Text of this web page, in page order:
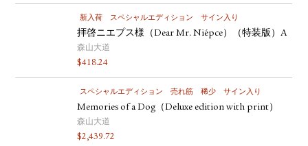
新入荷 スペシャルエディション サイン入り
拝啓ニエプス様（Dear Mr. Niépce）（特装版）A
森山大道
$418.24
スペシャルエディション 売れ筋 稀少 サイン入り
Memories of a Dog（Deluxe edition with print）
森山大道
$2,439.72